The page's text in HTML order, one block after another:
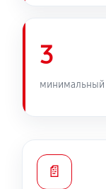
3
минимальный
📄